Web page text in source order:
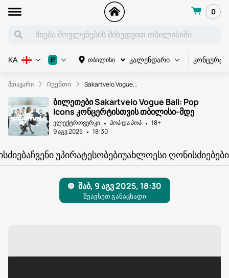
0
თბილისი კალენდარი კონცერტი
KA ₽
მთავარი Ივენთი Sakartvelo Vogue...
ბილეთები Sakartvelo Vogue Ball: Pop
Icons კონცერტისთვის თბილისი-მდე
ელექტროვერკი პოპ და პოპ
18+
9 აგვ 2025
18:30
ᲩᲕᲔᲜᲘ ᲣᲞᲘᲠᲐᲢᲔᲡᲝᲑᲔᲑᲘᲣᲐᲮᲚᲝᲔᲡᲘ ᲦᲝᲜᲘᲡᲫᲘᲔᲑᲔᲑᲘ